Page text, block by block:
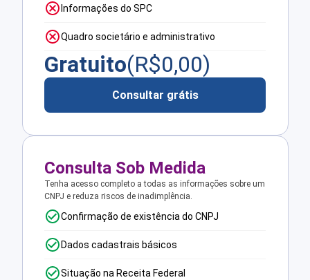
Informações do SPC
Quadro societário e administrativo
Gratuito(R$0,00)
Consultar grátis
Consulta Sob Medida
Tenha acesso completo a todas as informações sobre um
CNPJ e reduza riscos de inadimplência.
Confirmação de existência do CNPJ
Dados cadastrais básicos
Situação na Receita Federal